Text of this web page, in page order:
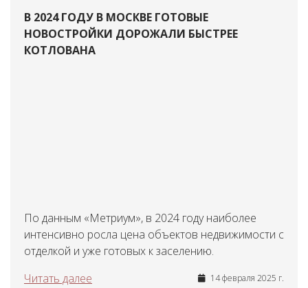
В 2024 ГОДУ В МОСКВЕ ГОТОВЫЕ
НОВОСТРОЙКИ ДОРОЖАЛИ БЫСТРЕЕ
КОТЛОВАНА
По данным «Метриум», в 2024 году наиболее
интенсивно росла цена объектов недвижимости с
отделкой и уже готовых к заселению.
Читать далее
14 февраля 2025 г.